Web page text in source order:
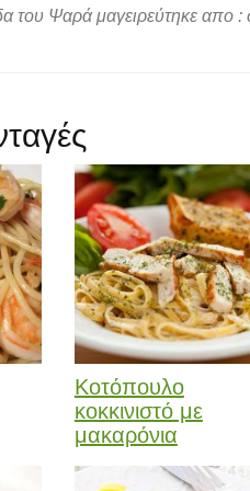
του Ψαρά μαγειρεύτηκε απο :
Κοτόπουλο
κοκκινιστό με
μακαρόνια